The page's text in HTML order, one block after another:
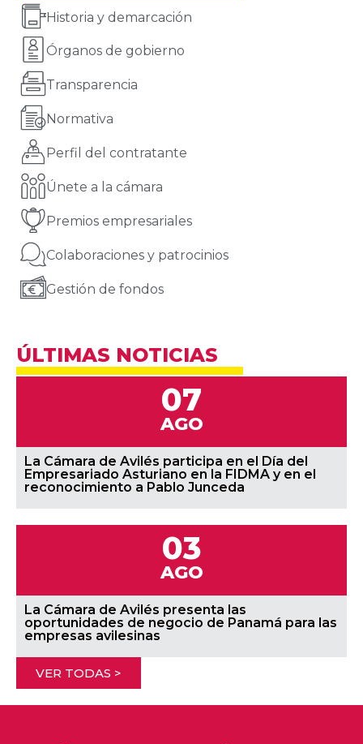
Historia y demarcación
Órganos de gobierno
Transparencia
Normativa
Perfil del contratante
Únete a la cámara
Premios empresariales
Colaboraciones y patrocinios
Gestión de fondos
ÚLTIMAS NOTICIAS
07
AGO
La Cámara de Avilés participa en el Día del
Empresariado Asturiano en la FIDMA y en el
reconocimiento a Pablo Junceda
03
AGO
La Cámara de Avilés presenta las
oportunidades de negocio de Panamá para las
empresas avilesinas
VER TODAS >